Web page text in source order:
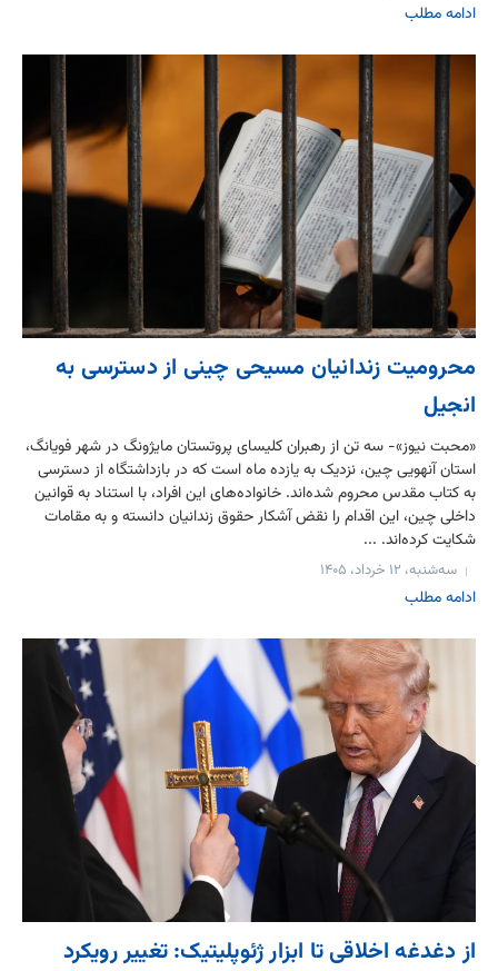
ادامه مطلب
محرومیت زندانیان مسیحی چینی از دسترسی به
انجیل
«محبت نیوز»- سه تن از رهبران کلیسای پروتستان مایژونگ در شهر فویانگ،
استان آنهویی چین، نزدیک به یازده ماه است که در بازداشتگاه از دسترسی
به کتاب مقدس محروم شده‌اند. خانواده‌های این افراد، با استناد به قوانین
داخلی چین، این اقدام را نقض آشکار حقوق زندانیان دانسته و به مقامات
شکایت کرده‌اند. ...
سه‌شنبه، ۱۲ خرداد، ۱۴۰۵
ادامه مطلب
از دغدغه اخلاقی تا ابزار ژئوپلیتیک: تغییر رویکرد